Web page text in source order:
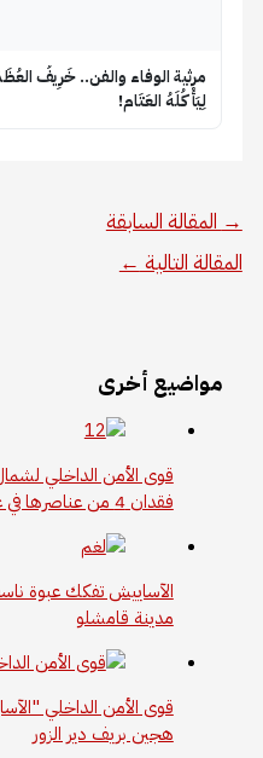
​مرثية الوفاء والفن.. خَرِيفُ
لِيَأْكُلَهُ العَتَام!
→ المقالة السابقة
المقالة التالية ←
مواضيع أخرى
قوى الأمن الداخلي
فقدان 4 من عناصرها في عملية "تعزيز الأمن" بدير الزور
الآساييش تفكك عبوة
مدينة قامشلو
قوى الأمن الداخلي
هجين بريف دير الزور